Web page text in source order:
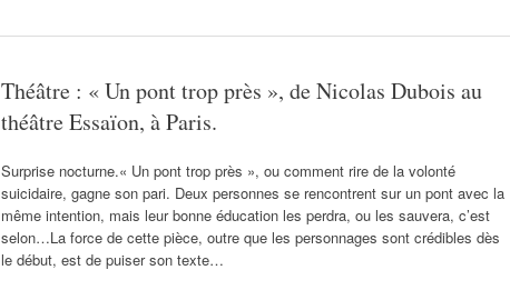
Théâtre : « Un pont trop près », de Nicolas Dubois au
théâtre Essaïon, à Paris.
Surprise nocturne.« Un pont trop près », ou comment rire de la volonté
suicidaire, gagne son pari. Deux personnes se rencontrent sur un pont avec la
même intention, mais leur bonne éducation les perdra, ou les sauvera, c’est
selon…La force de cette pièce, outre que les personnages sont crédibles dès
le début, est de puiser son texte…